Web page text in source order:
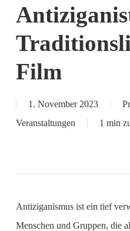
Film
1. November 2023
Veranstaltungen
1 min
Antiziganismus ist ein tief
Menschen und Gruppen, die